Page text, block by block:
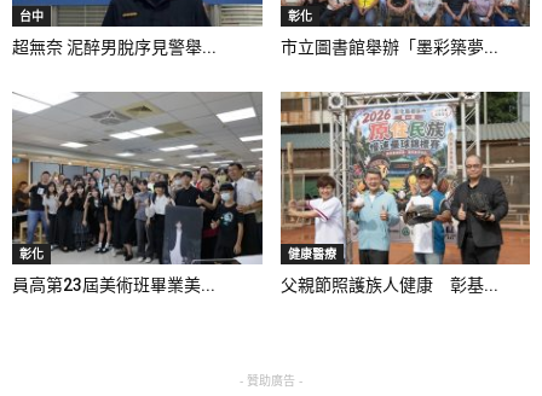
台中
超無奈 泥醉男脫序見警舉...
彰化
市立圖書館舉辦「墨彩築夢...
彰化
員高第23屆美術班畢業美...
健康醫療
父親節照護族人健康 彰基...
- 贊助廣告 -